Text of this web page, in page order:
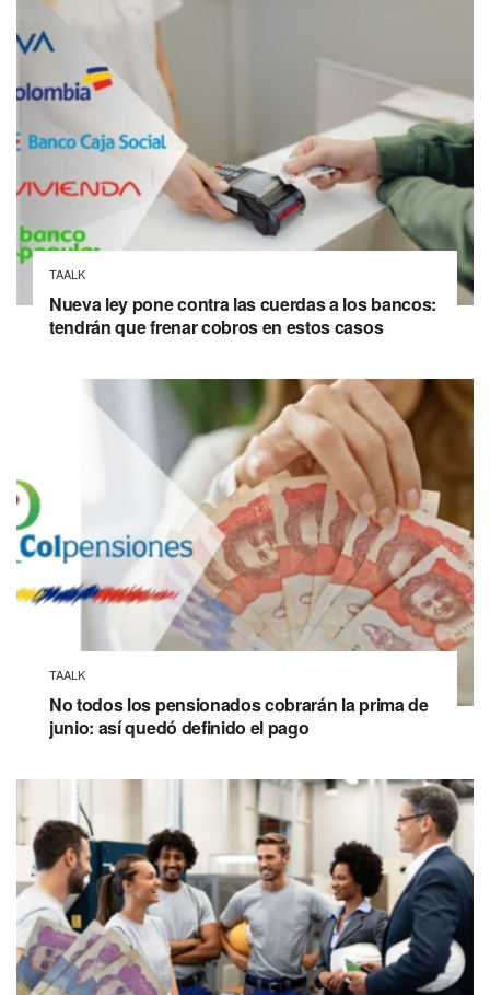
TAALK
Nueva ley pone contra las cuerdas a los bancos:
tendrán que frenar cobros en estos casos
TAALK
No todos los pensionados cobrarán la prima de
junio: así quedó definido el pago